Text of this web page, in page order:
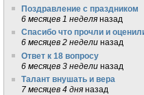
Поздравление с праздником
6 месяцев 1 неделя назад
Спасибо что прочли и
6 месяцев 2 недели назад
Ответ к 18 вопросу
6 месяцев 3 недели назад
Талант внушать и вера
7 месяцев 4 дня назад